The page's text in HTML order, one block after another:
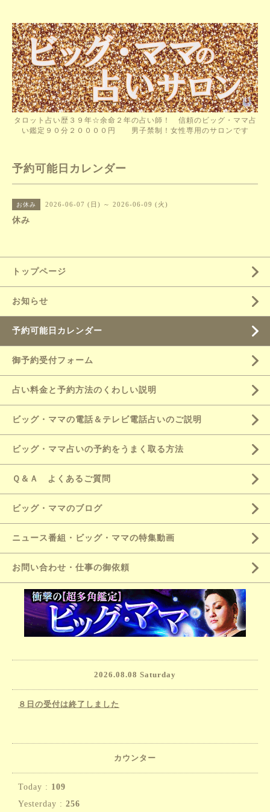
タロット占い歴３９年☆余命２年の占い師！ 信頼のビッグ・ママ占
い鑑定９０分２００００円 男子禁制！女性専用のサロンです
予約可能日カレンダー
お休み 2026-06-07 (日) ～ 2026-06-09 (火)
休み
トップページ
お知らせ
予約可能日カレンダー
御予約受付フォーム
占い料金と予約方法のくわしい説明
ビッグ・ママの電話＆テレビ電話占いのご説明
ビッグ・ママ占いの予約をうまく取る方法
Ｑ＆Ａ よくあるご質問
ビッグ・ママのブログ
ニュース番組・ビッグ・ママの特集動画
お問い合わせ・仕事の御依頼
2026.08.08 Saturday
８日の受付は終了しました
カウンター
Today : 109
Yesterday : 256